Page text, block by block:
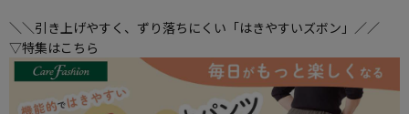
＼＼引き上げやすく、ずり落ちにくい「はきやすいズボン」／／
▽特集はこちら